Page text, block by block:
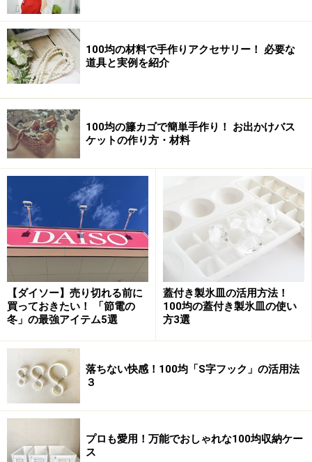
100均の材料で手作りアクセサリー！ 必要な
道具と実例を紹介
100均の籐カゴで簡単手作り！ お出かけバス
ケットの作り方・材料
【ダイソー】売り切れる前に
買っておきたい！ 「節電の
冬」の最強アイテム5選
蓋付き製氷皿の活用方法！
100均の蓋付き製氷皿の使い
方3選
落ちない快感！100均「S字フック」の活用法
３
プロも愛用！万能でおしゃれな100均収納ケー
ス